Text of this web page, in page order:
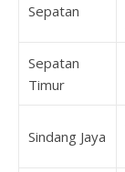
Sepatan
Sepatan
Timur
Sindang Jaya